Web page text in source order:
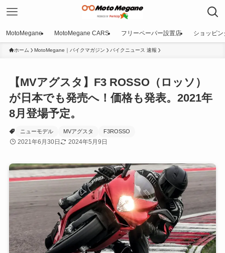
MotoMegane MotoMegane CARS フリーペーパー設置店 ショッピン
ホーム MotoMegane｜バイクマガジン バイクニュース 速報
【MVアグスタ】F3 ROSSO（ロッソ）
が日本でも発売へ！価格も発表。2021年
8月登場予定。
ニューモデル MVアグスタ F3ROSSO
2021年6月30日 2024年5月9日